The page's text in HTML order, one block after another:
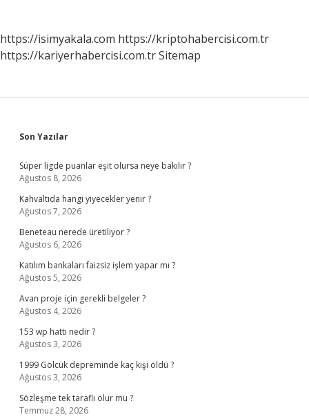
https://isimyakala.com https://kriptohabercisi.com.tr
https://kariyerhabercisi.com.trSitemap
Sidebar
Son Yazılar
Süper ligde puanlar eşit olursa neye bakılır ?
Ağustos 8, 2026
Kahvaltıda hangi yiyecekler yenir ?
Ağustos 7, 2026
Beneteau nerede üretiliyor ?
Ağustos 6, 2026
Katılım bankaları faizsiz işlem yapar mı ?
Ağustos 5, 2026
Avan proje için gerekli belgeler ?
Ağustos 4, 2026
153 wp hattı nedir ?
Ağustos 3, 2026
1999 Gölcük depreminde kaç kişi öldü ?
Ağustos 3, 2026
Sözleşme tek taraflı olur mu ?
Temmuz 28, 2026